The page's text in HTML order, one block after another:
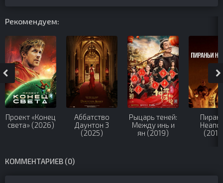
Рекомендуем:
Проект «Конец
света» (2026)
Аббатство
Даунтон 3
(2025)
Рыцарь теней:
Между инь и
ян (2019)
КОММЕНТАРИЕВ (0)